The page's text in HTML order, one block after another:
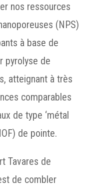
nos ressources
(NPS)
à base de
pyrolyse de
atteignant à très
comparables
de type ‘métal
de pointe.
Tavares de
de combler